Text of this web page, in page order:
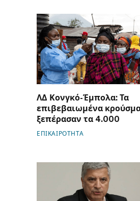
ΛΔ Κονγκό-Έμπολα: Τα
επιβεβαιωμένα
ξεπέρασαν τα 4.000
ΕΠΙΚΑΙΡΟΤΗΤΑ